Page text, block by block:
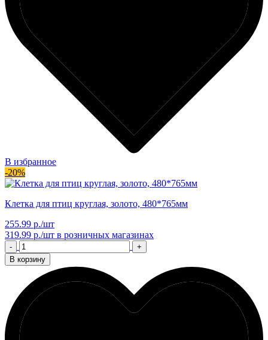
В избранное
-20%
Клетка для птиц круглая, золото, 480*765мм
255.99 р./шт
319.99 р./шт в розничных магазинах
-
+
В корзину